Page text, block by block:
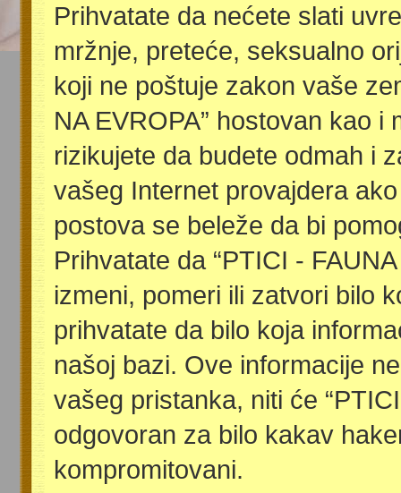
Prihvatate da nećete slati
mržnje, preteće, seksualno
koji ne poštuje zakon vaše
NA EVROPA” hostovan kao
rizikujete da budete odmah i
vašeg Internet provajdera
postova se beleže da bi
Prihvatate da “PTICI -
izmeni, pomeri ili zatvori bilo
prihvatate da bilo koja
našoj bazi. Ove informacije
vašeg pristanka, niti će
odgovoran za bilo kakav
kompromitovani.